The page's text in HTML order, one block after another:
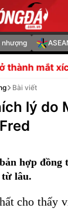
nhượng
nhất của
Bài viết
lý do
hợp đồng
lâu.
cho thấy